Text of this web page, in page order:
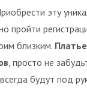
эту
пройти
близким.
, просто не
будут под